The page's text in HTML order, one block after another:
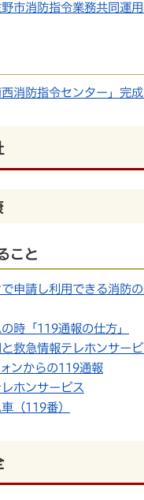
市消防指令業務共同運
西消防指令センター」完
こと
申請し利用できる消防
時「119通報の仕方」
救急情報テレホンサービ
ンからの119通報
ホンサービス
（119番）